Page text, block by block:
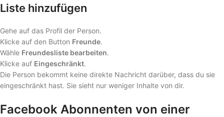
Liste hinzufügen
Gehe auf das Profil der Person.
Klicke auf den Button Freunde.
Wähle Freundesliste bearbeiten.
Klicke auf Eingeschränkt.
Die Person bekommt keine direkte Nachricht darüber, dass du sie
eingeschränkt hast. Sie sieht nur weniger Inhalte von dir.
Facebook Abonnenten von einer